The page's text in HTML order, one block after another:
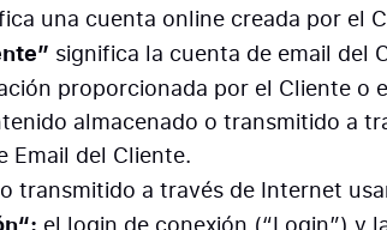
una cuenta online creada por el
significa la cuenta de email del
proporcionada por el Cliente o
almacenado o transmitido a
Email del Cliente.
transmitido a través de Internet